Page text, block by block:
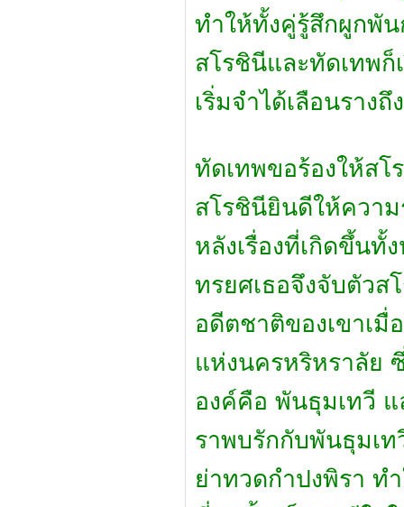
ทำให้ทั้งคู่รู้สึกผูกพั
สโรชินีและทัดเทพ
เริ่มจำได้เลือนราง
ทัดเทพขอร้องให้ส
สโรชินียินดีให้ความ
หลังเรื่องที่เกิดขึ้นทั้
ทรยศเธอจึงจับตัว
อดีตชาติของเขาเ
แห่งนครหริหราลัย
องค์คือ พันธุมเทวี แ
ราพบรักกับพันธุมเ
ย่าทวดกำปงพิรา ท